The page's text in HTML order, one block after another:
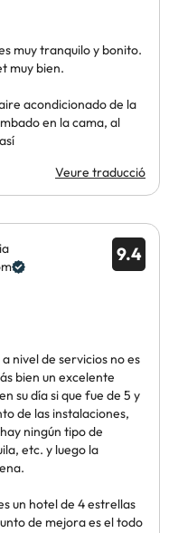
muy tranquilo y bonito.
muy bien.
acondicionado de la
en la cama, al
Veure traducció
9.4
nivel de servicios no es
bien un excelente
su día si que fue de 5 y
de las instalaciones,
ningún tipo de
etc. y luego la
un hotel de 4 estrellas
de mejora es el todo